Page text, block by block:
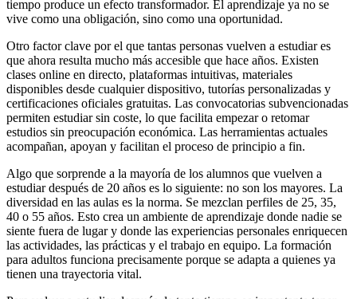
tiempo produce un efecto transformador. El aprendizaje ya no se
vive como una obligación, sino como una oportunidad.
Otro factor clave por el que tantas personas vuelven a estudiar es
que ahora resulta mucho más accesible que hace años. Existen
clases online en directo, plataformas intuitivas, materiales
disponibles desde cualquier dispositivo, tutorías personalizadas y
certificaciones oficiales gratuitas. Las convocatorias subvencionadas
permiten estudiar sin coste, lo que facilita empezar o retomar
estudios sin preocupación económica. Las herramientas actuales
acompañan, apoyan y facilitan el proceso de principio a fin.
Algo que sorprende a la mayoría de los alumnos que vuelven a
estudiar después de 20 años es lo siguiente: no son los mayores. La
diversidad en las aulas es la norma. Se mezclan perfiles de 25, 35,
40 o 55 años. Esto crea un ambiente de aprendizaje donde nadie se
siente fuera de lugar y donde las experiencias personales enriquecen
las actividades, las prácticas y el trabajo en equipo. La formación
para adultos funciona precisamente porque se adapta a quienes ya
tienen una trayectoria vital.